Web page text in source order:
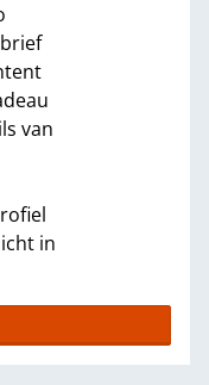
van
in